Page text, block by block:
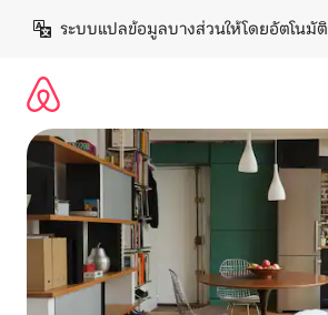
เนื้อหา
ระบบแปลข้อมูลบางส่วนให้โดยอัตโนมัติ